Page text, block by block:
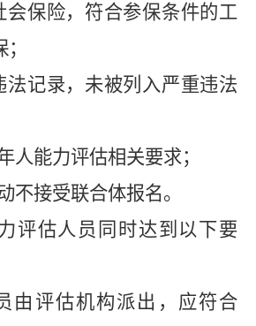
会保险，符合参保条件的工
法记录，未被列入严重违法
人能力评估相关要求；
不接受联合体报名。
评估人员同时达到以下要
由评估机构派出，应符合